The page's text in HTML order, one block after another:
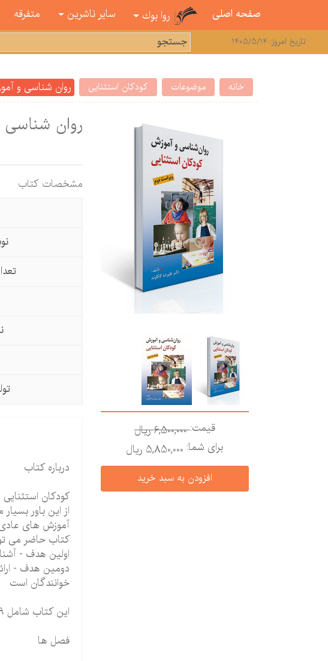
صفحه اصلی روا بوك سایر ناشرین متفرقه
تاریخ امروز: 1405/5/14
خانه موضوعات كودكان استثنایی روان شناسی و
قیمت:6,500,000 ريال
برای شما: 5,850,000 ريال
روان شناسی
مشخصات كتاب
درباره کتاب
کودکان
از این باور
آموزش های
کتاب حاضر می
اولین هدف -
دومین هدف -
خوانندگان است
این کتاب شامل 9 فصل می باشد
فصل ها